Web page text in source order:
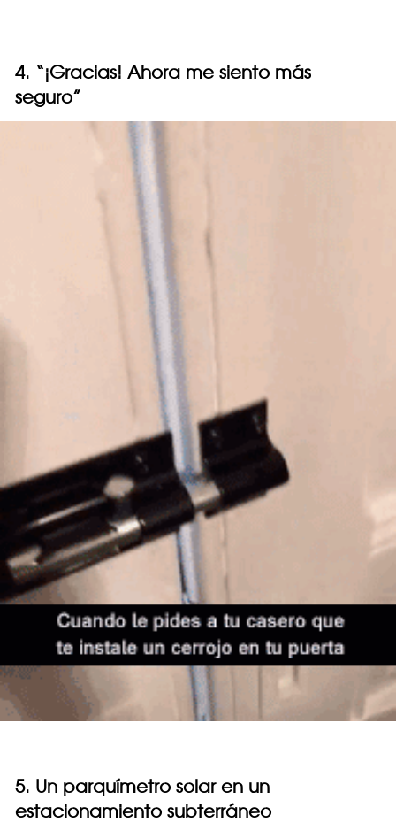
4. “¡Gracias! Ahora me siento más
seguro”
5. Un parquímetro solar en un
estacionamiento subterráneo